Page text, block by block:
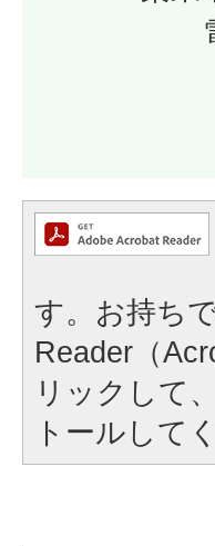
す。お持ち
Reader（
リックして
トールして